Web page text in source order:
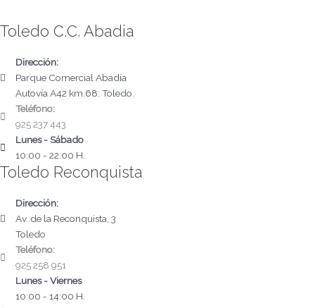
Toledo C.C. Abadia
Dirección:
Parque Comercial Abadía
Autovía A42 km.68. Toledo.
Teléfono:
925 237 443
Lunes - Sábado
10:00 - 22:00 H.
Toledo Reconquista
Dirección:
Av. de la Reconquista, 3
Toledo
Teléfono:
925 258 951
Lunes - Viernes
10:00 - 14:00 H.